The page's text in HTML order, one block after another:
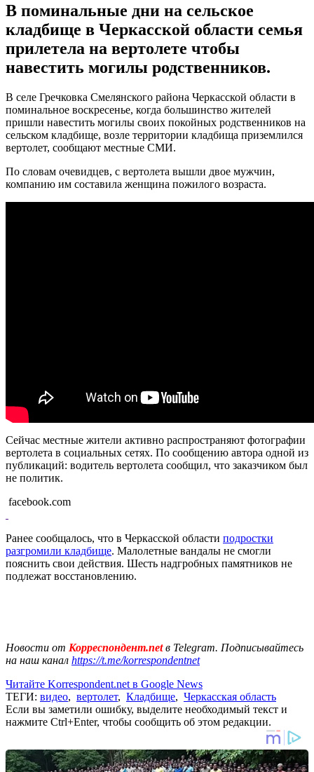
В поминальные дни на сельское
кладбище в Черкасской области семья
прилетела на вертолете чтобы
навестить могилы родственников.
В селе Гречковка Смелянского района Черкасской области в
поминальное воскресенье, когда большинство жителей
пришли навестить могилы своих покойных родственников на
сельском кладбище, возле территории кладбища приземлился
вертолет, сообщают местные СМИ.
По словам очевидцев, с вертолета вышли двое мужчин,
компанию им составила женщина пожилого возраста.
Сейчас местные жители активно распространяют фотографии
вертолета в социальных сетях. По сообщению автора одной из
публикаций: водитель вертолета сообщил, что заказчиком был
не политик.
facebook.com
Ранее сообщалось, что в Черкасской области подростки
разгромили кладбище. Малолетные вандалы не смогли
пояснить свои действия. Шесть надгробных памятников не
подлежат восстановлению.
Новости от Корреспондент.netв Telegram. Подписывайтесь
на наш канал https://t.me/korrespondentnet
Читайте Korrespondent.net в Google News
ТЕГИ: видео, вертолет, Кладбище, Черкасская область
Если вы заметили ошибку, выделите необходимый текст и
нажмите Ctrl+Enter, чтобы сообщить об этом редакции.